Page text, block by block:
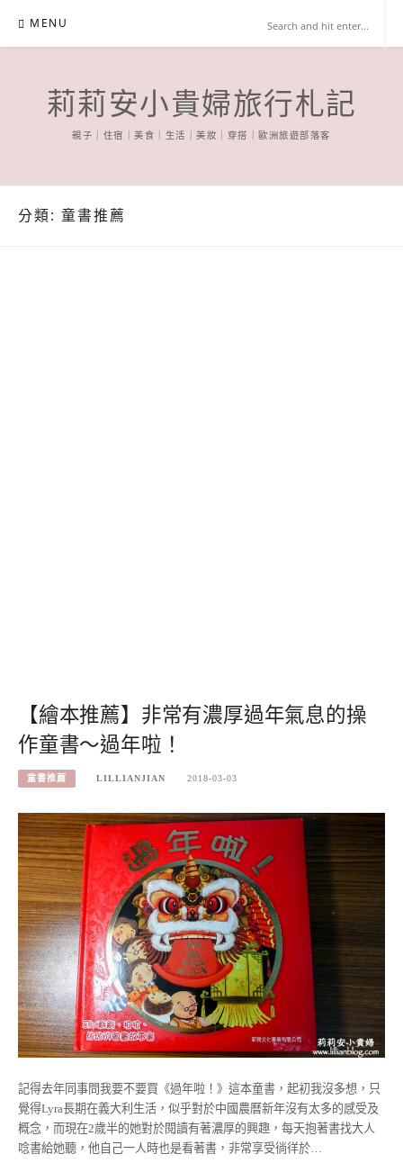
content
MENU
莉莉安小貴婦旅行札記
親子｜住宿｜美食｜生活｜美妝｜穿搭｜歐洲旅遊部落客
分類: 童書推薦
【繪本推薦】非常有濃厚過年氣息的操
作童書～過年啦！
童書推薦 LILLIANJIAN 2018-03-03
記得去年同事問我要不要買《過年啦！》這本童書，起初我沒多想，只
覺得Lyra長期在義大利生活，似乎對於中國農曆新年沒有太多的感受及
概念，而現在2歲半的她對於閱讀有著濃厚的興趣，每天抱著書找大人
唸書給她聽，他自己一人時也是看著書，非常享受徜徉於…